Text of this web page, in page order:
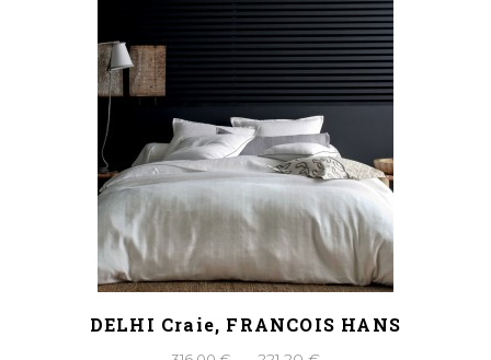
DELHI Craie, FRANCOIS HANS